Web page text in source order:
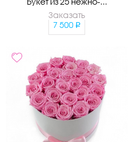
Заказать
7 500